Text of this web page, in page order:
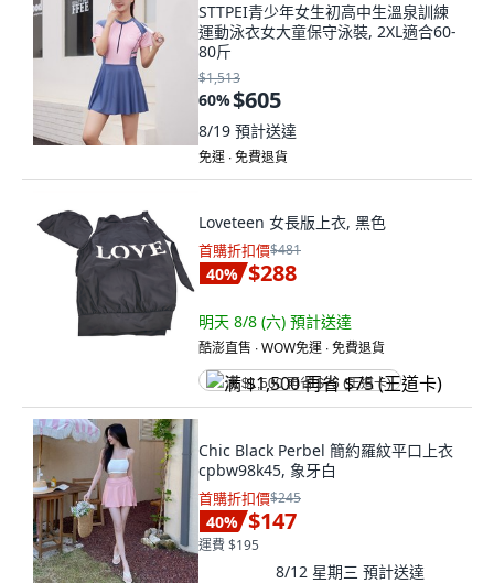
STTPEI青少年女生初高中生溫泉訓練
運動泳衣女大童保守泳裝, 2XL適合60-
80斤
$1,513
60%$605
8/19 預計送達
免運 ∙ 免費退貨
Loveteen 女長版上衣, 黑色
首購折扣價$481
40% $288
明天 8/8 (六) 預計送達
酷澎直售 ∙ WOW免運 ∙ 免費退貨
满 $1,500 再省 $75 (王道卡)
Chic Black Perbel 簡約羅紋平口上衣
cpbw98k45, 象牙白
首購折扣價$245
40% $147
運費 $195
8/12 星期三 預計送達